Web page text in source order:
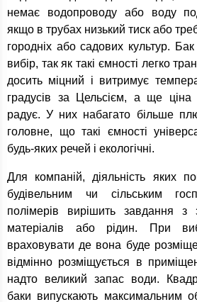
немає водопроводу або воду
якщо в трубах низький тиск або
городніх або садових культур.
вибір, так як такі ємності легко
досить міцний і витримує
градусів за Цельсієм, а ще
радує. У них набагато більше
головне, що такі ємності
будь-яких речей і екологічні.
Для компаній, діяльність яких
будівельним чи сільським
полімерів вирішить завдання з
матеріалів або рідин. При
враховувати де вона буде
відмінно розміщується в
надто великий запас води.
баки випускають максимальним